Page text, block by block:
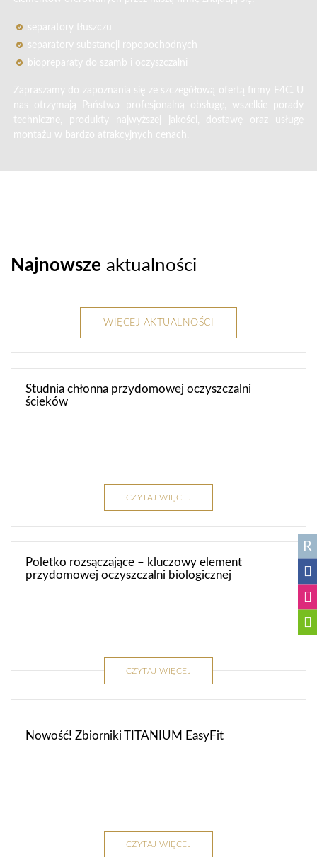
R
separatory tłuszczu
separatory substancji ropopochodnych
biopreparaty do szamb i oczyszczalni
Zapraszamy do zapoznania się ze szczegółową ofertą firmy E4C. U
nas otrzymają Państwo profesjonalną obsługę, wszelkie porady
techniczne, produkty najwyższej jakości, dostawę oraz usługę
montażu w bardzo atrakcyjnych cenach.
Najnowsze aktualności
WIĘCEJ AKTUALNOŚCI
Studnia chłonna przydomowej oczyszczalni
ścieków
CZYTAJ WIĘCEJ
Poletko rozsączające – kluczowy element
przydomowej oczyszczalni biologicznej
CZYTAJ WIĘCEJ
Nowość! Zbiorniki TITANIUM EasyFit
CZYTAJ WIĘCEJ